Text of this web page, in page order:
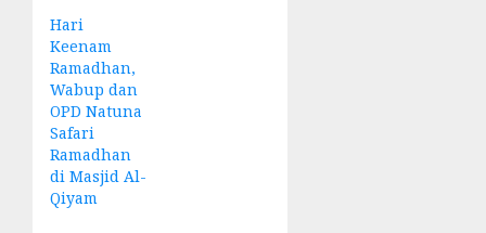
Hari
Keenam
Ramadhan,
Wabup dan
OPD Natuna
Safari
Ramadhan
di Masjid Al-
Qiyam